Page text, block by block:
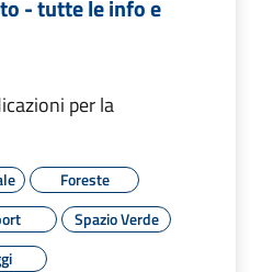
- tutte le info e
per la
Foreste
Spazio Verde